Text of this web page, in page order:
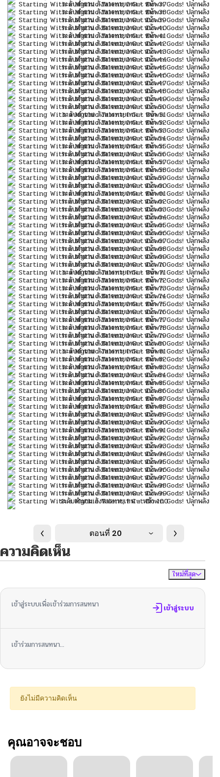
ตอนที่ 20
ความคิดเห็น
ใหม่ที่สุด
เข้าสู่ระบบเพื่อเข้าร่วมการสนทนา เข้าสู่ระบบ
เข้าร่วมการสนทนา...
ยังไม่มีความคิดเห็น
คุณอาจจะชอบ